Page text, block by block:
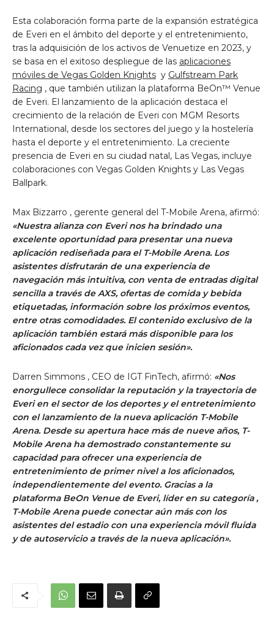
Esta colaboración forma parte de la expansión estratégica
de Everi en el ámbito del deporte y el entretenimiento,
tras la adquisición de los activos de Venuetize en 2023, y
se basa en el exitoso despliegue de las aplicaciones
móviles de Vegas Golden Knights y Gulfstream Park
Racing , que también utilizan la plataforma BeOn™ Venue
de Everi. El lanzamiento de la aplicación destaca el
crecimiento de la relación de Everi con MGM Resorts
International, desde los sectores del juego y la hostelería
hasta el deporte y el entretenimiento. La creciente
presencia de Everi en su ciudad natal, Las Vegas, incluye
colaboraciones con Vegas Golden Knights y Las Vegas
Ballpark.
Max Bizzarro , gerente general del T-Mobile Arena, afirmó:
«Nuestra alianza con Everi nos ha brindado una
excelente oportunidad para presentar una nueva
aplicación rediseñada para el T-Mobile Arena. Los
asistentes disfrutarán de una experiencia de
navegación más intuitiva, con venta de entradas digital
sencilla a través de AXS, ofertas de comida y bebida
etiquetadas, información sobre los próximos eventos,
entre otras comodidades. El contenido exclusivo de la
aplicación también estará más disponible para los
aficionados cada vez que inicien sesión».
Darren Simmons , CEO de IGT FinTech, afirmó: «Nos
enorgullece consolidar la reputación y la trayectoria de
Everi en el sector de los deportes y el entretenimiento
con el lanzamiento de la nueva aplicación T-Mobile
Arena. Desde su apertura hace más de nueve años, T-
Mobile Arena ha demostrado constantemente su
capacidad para ofrecer una experiencia de
entretenimiento de primer nivel a los aficionados,
independientemente del evento. Gracias a la
plataforma BeOn Venue de Everi, líder en su categoría ,
T-Mobile Arena puede conectar aún más con los
asistentes del estadio con una experiencia móvil fluida
y de autoservicio a través de la nueva aplicación».